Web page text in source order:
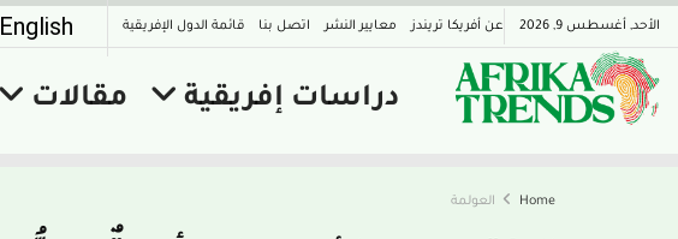
الأحد, أغسطس 9, 2026 عن أفريكا تريندز معايير النشر اتصل بنا قائمة الدول الإفريقية English
دراسات إفريقية مقالات
Home العولمة